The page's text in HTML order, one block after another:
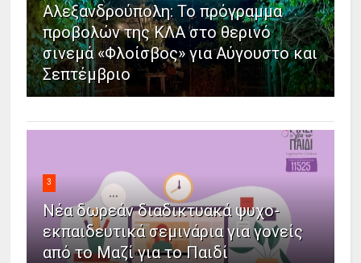
Αλεξανδρούπολη: Το πρόγραμμα
προβολών της ΚΛΑ στο θερινό
σινεμά «Φλοίσβος» για Αύγουστο και
Σεπτέμβριο
3
Νέα δωρεάν διαδικτυακά ψυχο-
εκπαιδευτικά σεμινάρια για γονείς
από το Μαζί για το Παιδί